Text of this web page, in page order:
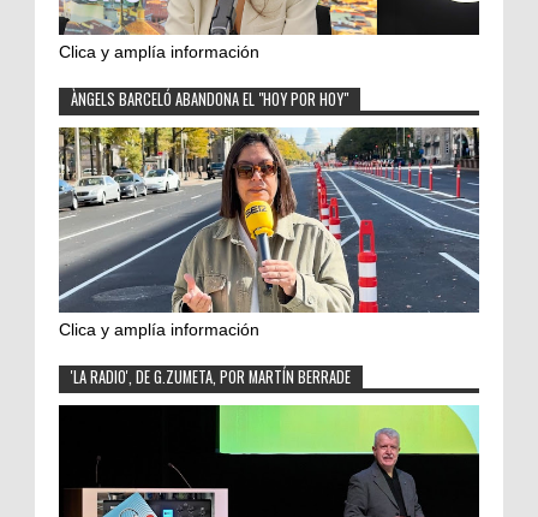
Clica y amplía información
ÀNGELS BARCELÓ ABANDONA EL "HOY POR HOY"
Clica y amplía información
'LA RADIO', DE G.ZUMETA, POR MARTÍN BERRADE